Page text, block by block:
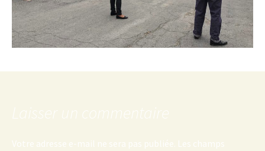
Laisser un commentaire
Votre adresse e-mail ne sera pas publiée. Les champs